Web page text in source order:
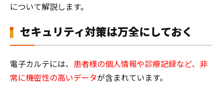
について解説します。
セキュリティ対策は万全にしておく
電子カルテには、 患者様の個人情報や診療記録など、非
常に機密性の高いデータが含まれています。